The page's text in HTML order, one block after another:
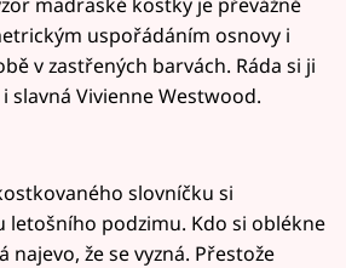
uspořádáním osnovy i
v zastřených barvách. Ráda si ji
slavná Vivienne Westwood.
slovníčku si
letošního podzimu. Kdo si oblékne
najevo, že se vyzná. Přestože